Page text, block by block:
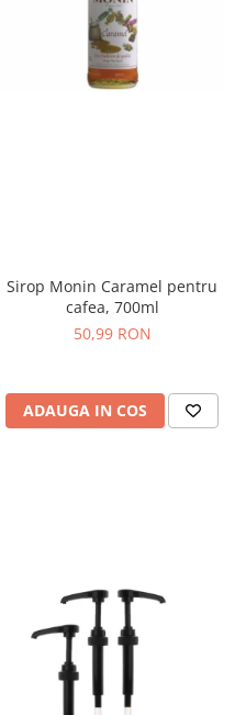
Sirop Monin Caramel pentru
cafea, 700ml
50,99 RON
ADAUGA IN COS